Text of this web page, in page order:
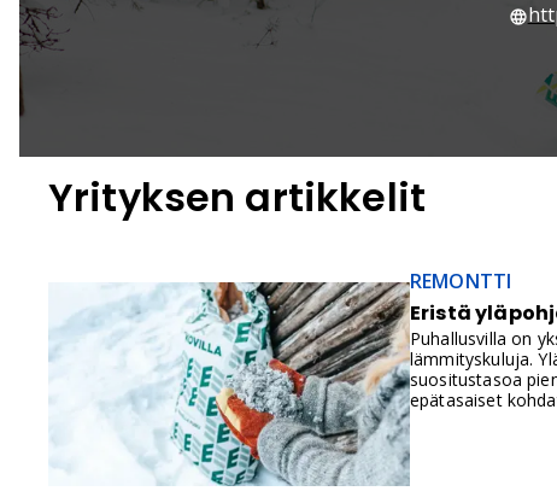
Yrityksen artikkelit
REMONTTI
Eristä
Puhallusvilla on
lämmityskuluja.
suositustasoa
epätasaiset